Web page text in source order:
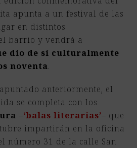
apunta a un festival de las
en distintos
barrio y vendrá a
dio de sí culturalmente
noventa.
anteriormente, el
se completa con los
–‘balas literarias’– que
impartirán en la oficina
número 31 de la calle San